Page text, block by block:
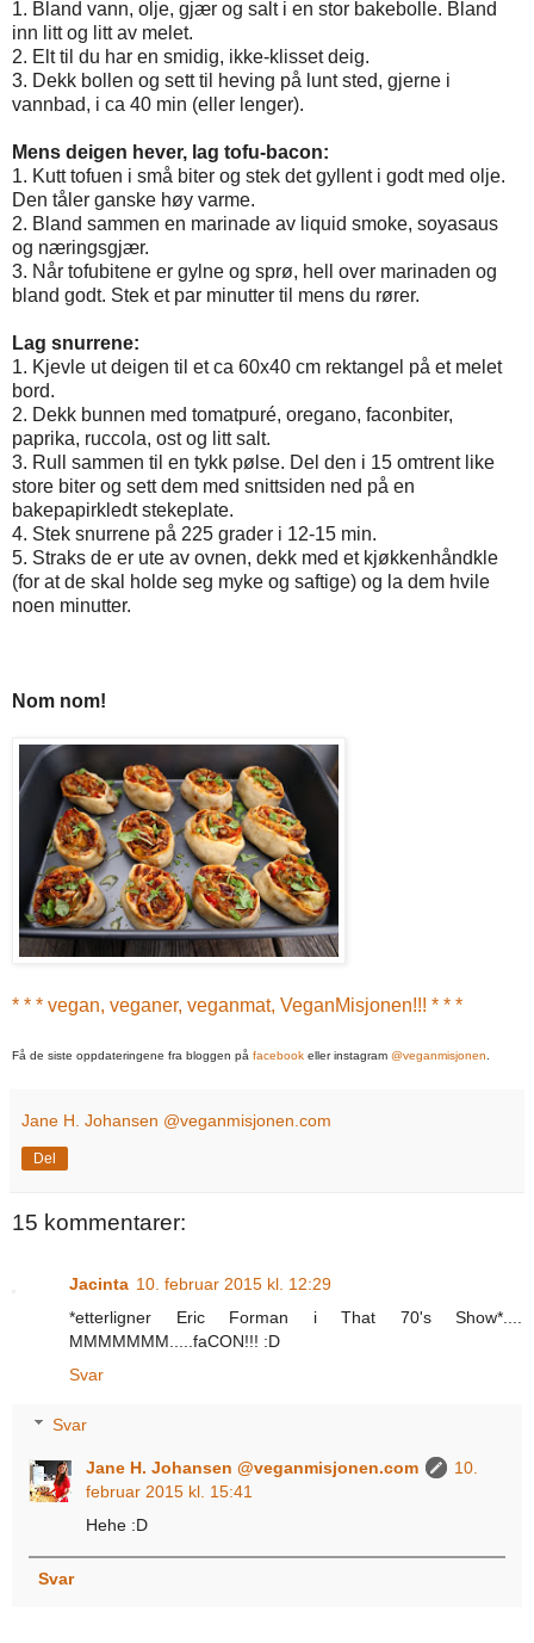
1. Bland vann, olje, gjær og salt i en stor bakebolle. Bland
inn litt og litt av melet.
2. Elt til du har en smidig, ikke-klisset deig.
3. Dekk bollen og sett til heving på lunt sted, gjerne i
vannbad, i ca 40 min (eller lenger).
Mens deigen hever, lag tofu-bacon:
1. Kutt tofuen i små biter og stek det gyllent i godt med olje.
Den tåler ganske høy varme.
2. Bland sammen en marinade av liquid smoke, soyasaus
og næringsgjær.
3. Når tofubitene er gylne og sprø, hell over marinaden og
bland godt. Stek et par minutter til mens du rører.
Lag snurrene:
1. Kjevle ut deigen til et ca 60x40 cm rektangel på et melet
bord.
2. Dekk bunnen med tomatpuré, oregano, faconbiter,
paprika, ruccola, ost og litt salt.
3. Rull sammen til en tykk pølse. Del den i 15 omtrent like
store biter og sett dem med snittsiden ned på en
bakepapirkledt stekeplate.
4. Stek snurrene på 225 grader i 12-15 min.
5. Straks de er ute av ovnen, dekk med et kjøkkenhåndkle
(for at de skal holde seg myke og saftige) og la dem hvile
noen minutter.
Nom nom!
* * * vegan, veganer, veganmat, VeganMisjonen!!! * * *
Få de siste oppdateringene fra bloggen på facebook eller instagram @veganmisjonen
Jane H. Johansen @veganmisjonen.com
Del
15 kommentarer:
Jacinta 10. februar 2015 kl. 12:29
*etterligner Eric Forman i That 70's Show*....
MMMMMMM.....faCON!!! :D
Svar
Svar
Jane H. Johansen @veganmisjonen.com
10.
februar 2015 kl. 15:41
Hehe :D
Svar